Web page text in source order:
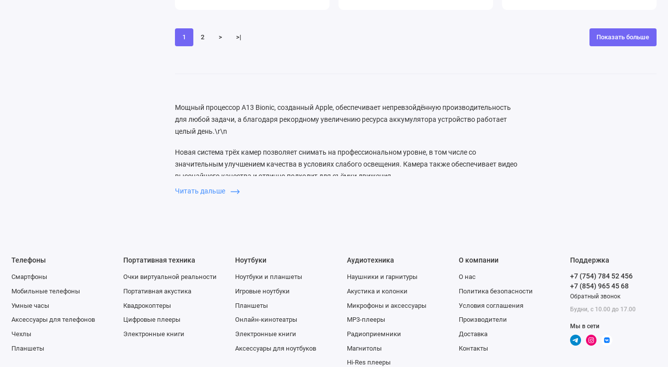
1 2 > >| Показать больше
Мощный процессор A13 Bionic, созданный Apple, обеспечивает непревзойдённую производительность
для любой задачи, а благодаря рекордному увеличению ресурса аккумулятора устройство работает
целый день.\r\n
Новая система трёх камер позволяет снимать на профессиональном уровне, в том числе со
значительным улучшением качества в условиях слабого освещения. Камера также обеспечивает видео
высочайшего качества и отлично подходит для съёмки движения.
Переключаться между тремя камерами очень легко, а функция аудиозума сопоставляет источник звука
Благодаря тесной интеграции аппаратного и программного обеспечения, доступной только Apple,
камеры iPhone 11 Pro Max выводят съемку на совершено новый уровень. Сверхширокоугольная камера
фундаментально меняет возможности фотосъёмки: объектив захватывает в четыре раза больше
изображения, поэтому вы сможете легко снимать пейзажи, архитектуру или делать фото с близкого
Pixels, а передовое программное обеспечение позволило создать Ночной режим. Он включается при
слабом освещении и позволяет делать яркие снимки с естественными цветами и низким уровнем шума
как на улице, так и в помещении.
Читать дальше
Телефоны
Смартфоны
Мобильные телефоны
Умные часы
Аксессуары для телефонов
Чехлы
Планшеты
Портативная техника
Очки виртуальной реальности
Портативная акустика
Квадрокоптеры
Цифровые плееры
Электронные книги
Ноутбуки
Ноутбуки и планшеты
Игровые ноутбуки
Планшеты
Онлайн-кинотеатры
Электронные книги
Аксессуары для ноутбуков
Аудиотехника
Наушники и гарнитуры
Акустика и колонки
Микрофоны и аксессуары
MP3-плееры
Радиоприемники
Магнитолы
Hi-Res плееры
О компании
О нас
Политика безопасности
Условия соглашения
Производители
Доставка
Контакты
Поддержка
+7 (754) 784 52 456
+7 (854) 965 45 68
Обратный звонок
Будни, с 10.00 до 17.00
Мы в сети